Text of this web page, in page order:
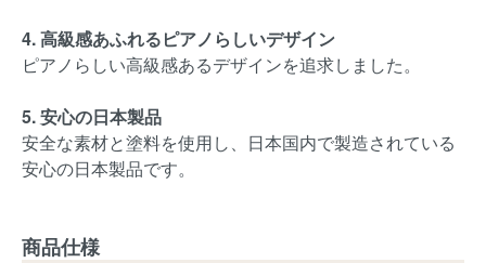
4. 高級感あふれるピアノらしいデザイン
ピアノらしい高級感あるデザインを追求しました。
5. 安心の日本製品
安全な素材と塗料を使用し、日本国内で製造されている
安心の日本製品です。
商品仕様